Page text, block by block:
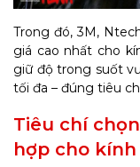
Trong đó, 3M,
giá cao nhất cho
giữ độ trong suốt
tối đa – đúng tiêu
Tiêu chí
hợp cho